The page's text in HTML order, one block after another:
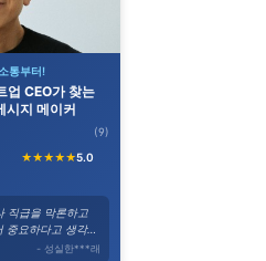
통부터!
업 CEO가 찾는
시지 메이커
★★★★★5.0
(9)
직급을 막론하고
요하다고 생각합
- 성실한***래